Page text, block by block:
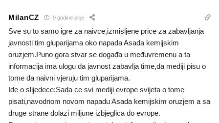
MilanCZ 9 godine prije
Sve su to samo igre za naivce,izmisljene price za zabavljanja
javnosti tim gluparijama oko napada Asada kemijskim
oruzjem.Puno gora stvar se događa u međuvremenu a ta
informacija ima ulogu da javnost zabavlja time,da mediji pisu o
tome da naivni vjeruju tim gluparijama.
Ide o slijedece:Sada ce svi mediji evrope svijeta o tome
pisati,navodnom novom napadu Asada kemijskim oruzjem a sa
druge strane dolazi miljune izbjeglica do evrope.